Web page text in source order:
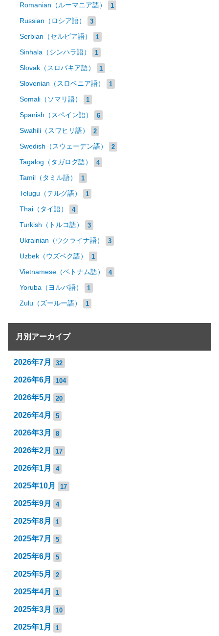
Romanian（ルーマニア語） 1
Russian（ロシア語） 3
Serbian（セルビア語） 1
Sinhala（シンハラ語） 1
Slovak（スロバキア語） 1
Slovenian（スロベニア語） 1
Somali（ソマリ語） 1
Spanish（スペイン語） 6
Swahili（スワヒリ語） 2
Swedish（スウェーデン語） 2
Tagalog（タガログ語） 4
Tamil（タミル語） 1
Telugu（テルグ語） 1
Thai（タイ語） 4
Turkish（トルコ語） 3
Ukrainian（ウクライナ語） 3
Uzbek（ウズベク語） 1
Vietnamese（ベトナム語） 4
Yoruba（ヨルバ語） 1
Zulu（ズールー語） 1
月別アーカイブ
2026年7月 32
2026年6月 104
2026年5月 20
2026年4月 5
2026年3月 8
2026年2月 17
2026年1月 4
2025年10月 17
2025年9月 4
2025年8月 1
2025年7月 5
2025年6月 5
2025年5月 2
2025年4月 1
2025年3月 10
2025年1月 1